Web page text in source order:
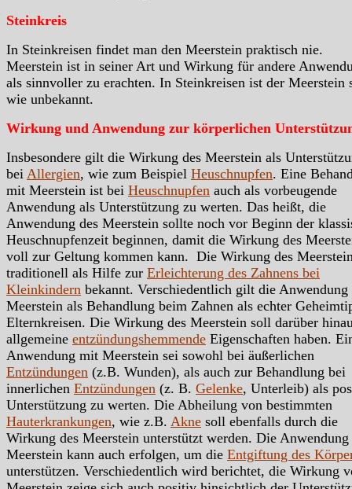
Steinkreis
In Steinkreisen findet man den Meerstein praktisch nie.
Meerstein ist in seiner Art und Wirkung für andere
als sinnvoller zu erachten. In Steinkreisen ist der Meerstein
wie unbekannt.
Wirkung und Anwendung zur körperlichen
Insbesondere gilt die Wirkung des Meerstein als
bei Allergien, wie zum Beispiel Heuschnupfen. Eine
mit Meerstein ist bei Heuschnupfen auch als vorbeugende
Anwendung als Unterstützung zu werten. Das heißt, die
Anwendung des Meerstein sollte noch vor Beginn der
Heuschnupfenzeit beginnen, damit die Wirkung des
voll zur Geltung kommen kann. Die Wirkung des
traditionell als Hilfe zur Erleichterung des Zahnens bei
Kleinkindern bekannt. Verschiedentlich gilt die Anwendung
Meerstein als Behandlung beim Zahnen als echter
Elternkreisen. Die Wirkung des Meerstein soll darüber
allgemeine entzündungshemmende Eigenschaften haben.
Anwendung mit Meerstein sei sowohl bei äußerlichen
Entzündungen (z.B. Wunden), als auch zur Behandlung bei
innerlichen Entzündungen (z. B. Gelenke, Unterleib) als
Unterstützung zu werten. Die Abheilung von bestimmten
Hauterkrankungen, wie z.B. Akne soll ebenfalls durch die
Wirkung des Meerstein unterstützt werden. Die
Meerstein kann auch erfolgen, um die Entgiftung des
unterstützen. Verschiedentlich wird berichtet, die Wirkung